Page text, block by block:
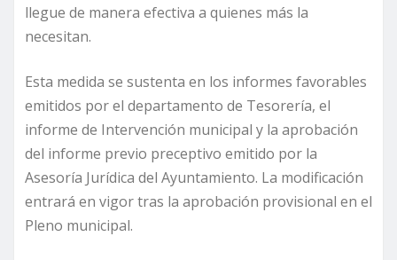
llegue de manera efectiva a quienes más la
necesitan.
Esta medida se sustenta en los informes favorables
emitidos por el departamento de Tesorería, el
informe de Intervención municipal y la aprobación
del informe previo preceptivo emitido por la
Asesoría Jurídica del Ayuntamiento. La modificación
entrará en vigor tras la aprobación provisional en el
Pleno municipal.